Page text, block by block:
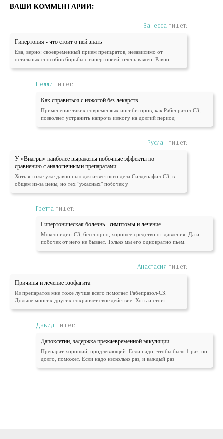
ВАШИ КОММЕНТАРИИ:
Ванесса пишет:
Гипертония - что стоит о ней знать
Ева, верно: своевременный прием препаратов, независимо от
остальных способов борьбы с гипертонией, очень важен. Равно
Нелли пишет:
Как справиться с изжогой без лекарств
Применение таких современных ингибиторов, как Рабепразол-СЗ,
позволяет устранить напрочь изжогу на долгий период
Руслан пишет:
У «Виагры» наиболее выражены побочные эффекты по
сравнению с аналогичными препаратами
Хоть я тоже уже давно пью для известного дела Силденафил-СЗ, в
общем из-за цены, но тех "ужасных" побочек у
Гретта пишет:
Гипертоническая болезнь - симптомы и лечение
Моксонидин-СЗ, бесспорно, хорошее средство от давления. Да и
побочек от него не бывает. Только мы его однократно пьем.
Анастасия пишет:
Причины и лечение эзофагита
Из препаратов мне тоже лучше всего помогает Рабепразол-СЗ.
Дольше многих других сохраняет свое действие. Хоть и стоит
Давид пишет:
Дапоксетин, задержка преждевременной эякуляции
Препарат хороший, продлевающий. Если надо, чтобы было 1 раз, но
долго, поможет. Если надо несколько раз, и каждый раз